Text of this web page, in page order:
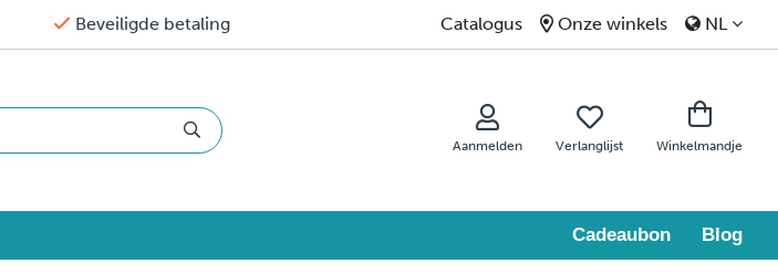
Beveiligde betaling Catalogus Onze winkels NL
Aanmelden Verlanglijst Winkelmandje
Cadeaubon Blog